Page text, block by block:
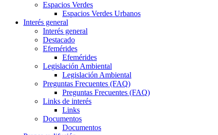
Espacios Verdes
Espacios Verdes Urbanos
Interés general
Interés general
Destacado
Efemérides
Efemérides
Legislación Ambiental
Legislación Ambiental
Preguntas Frecuentes (FAQ)
Preguntas Frecuentes (FAQ)
Links de interés
Links
Documentos
Documentos